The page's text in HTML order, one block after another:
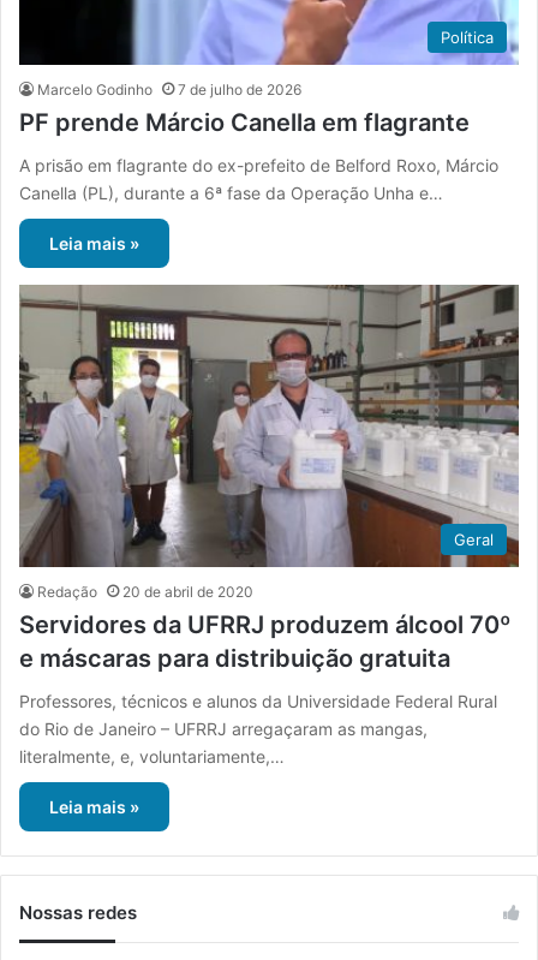
Política
Marcelo Godinho 7 de julho de 2026
PF prende Márcio Canella em flagrante
A prisão em flagrante do ex-prefeito de Belford Roxo, Márcio
Canella (PL), durante a 6ª fase da Operação Unha e…
Leia mais »
Geral
Redação 20 de abril de 2020
Servidores da UFRRJ produzem álcool 70º
e máscaras para distribuição gratuita
Professores, técnicos e alunos da Universidade Federal Rural
do Rio de Janeiro – UFRRJ arregaçaram as mangas,
literalmente, e, voluntariamente,…
Leia mais »
Nossas redes